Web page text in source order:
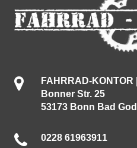
FAHRRAD-KONTOR |
Bonner Str. 25
53173 Bonn Bad
0228 61963911